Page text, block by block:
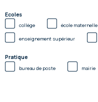
Ecoles
collège école maternelle
enseignement supérieur
Pratique
bureau de poste mairie